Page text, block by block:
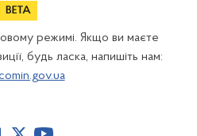
режимі. Якщо ви маєте
будь ласка, напишіть нам: